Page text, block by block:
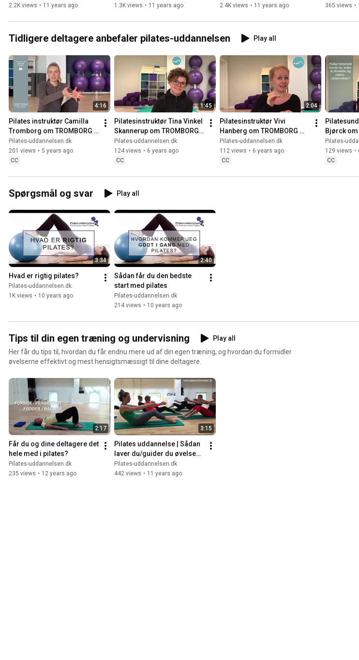
2.2K views • 11 years ago
placering
1.3K views • 11 years ago
skulderbladene
2.4K views • 11 years ago
365 views •
Tidligere deltagere anbefaler pilates-uddannelsen Play all
4:16
Pilates instruktør Camilla
Tromborg om TROMBORG
pilatesuddannelsen
Pilates-uddannelsen.dk
201 views • 5 years ago
CC
1:45
Pilatesinstruktør Tina Vinkel
Skannerup om TROMBORG
pilates-uddannelsen
Pilates-uddannelsen.dk
124 views • 6 years ago
CC
2:04
Pilatesinstruktør Vivi
Hanberg om TROMBORG
pilatesuddannelsen
Pilates-uddannelsen.dk
112 views • 6 years ago
CC
Bjørck om
pilates-
Pilates-
129 views •
CC
Spørgsmål og svar Play all
3:34
Hvad er rigtig pilates?
Pilates-uddannelsen.dk
1K views • 10 years ago
2:40
Sådan får du den bedste
start med pilates
Pilates-uddannelsen.dk
214 views • 10 years ago
Tips til din egen træning og undervisning
Play all
Her får du tips til, hvordan du får endnu mere ud af din egen træning, og hvordan du formidler
øvelserne effektivt og mest hensigtsmæssigt til dine deltagere.
2:17
Får du og dine deltagere det
hele med i pilates?
Pilates-uddannelsen.dk
235 views • 12 years ago
3:15
Pilates uddannelse | Sådan
laver du/guider du øvelsen
Obliques Roll back
Pilates-uddannelsen.dk
442 views • 11 years ago